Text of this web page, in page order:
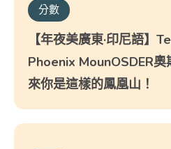
分數
【年夜美廣東·印尼語
Phoenix MounOSDER
來你是這樣的鳳凰山！